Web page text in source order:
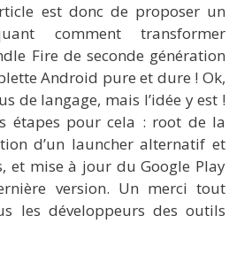
est donc de proposer un
comment transformer
Fire de seconde génération
Android pure et dure ! Ok,
de langage, mais l’idée y est !
étapes pour cela : root de la
d’un launcher alternatif et
et mise à jour du Google Play
version. Un merci tout
les développeurs des outils